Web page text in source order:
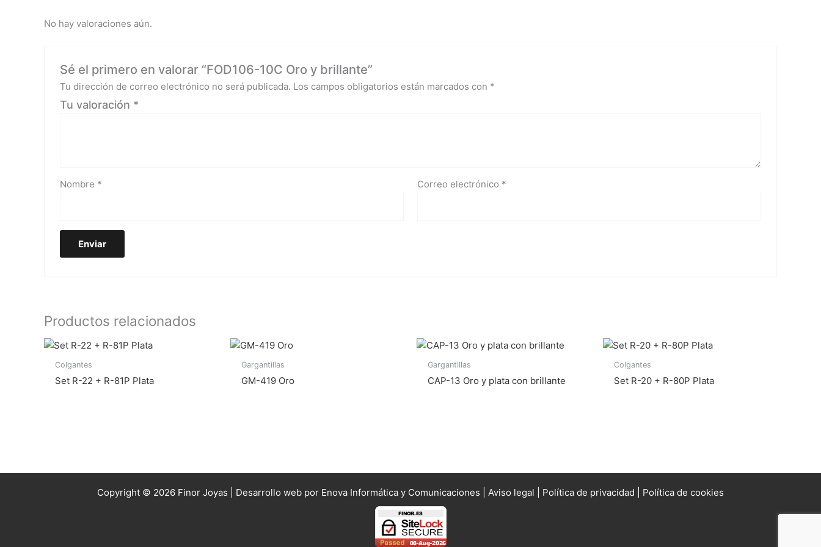
No hay valoraciones aún.
Sé el primero en valorar “FOD106-10C Oro y brillante”
Tu dirección de correo electrónico no será publicada. Los campos obligatorios están marcados con *
Tu valoración *
Nombre * Correo electrónico *
Productos relacionados
Colgantes
Set R-22 + R-81P Plata
Gargantillas
GM-419 Oro
Gargantillas
CAP-13 Oro y plata con brillante
Colgantes
Set R-20 + R-80P Plata
Copyright © 2026 Finor Joyas | Desarrollo web por Enova Informática y Comunicaciones | Aviso legal Política de privacidad Política de cookies